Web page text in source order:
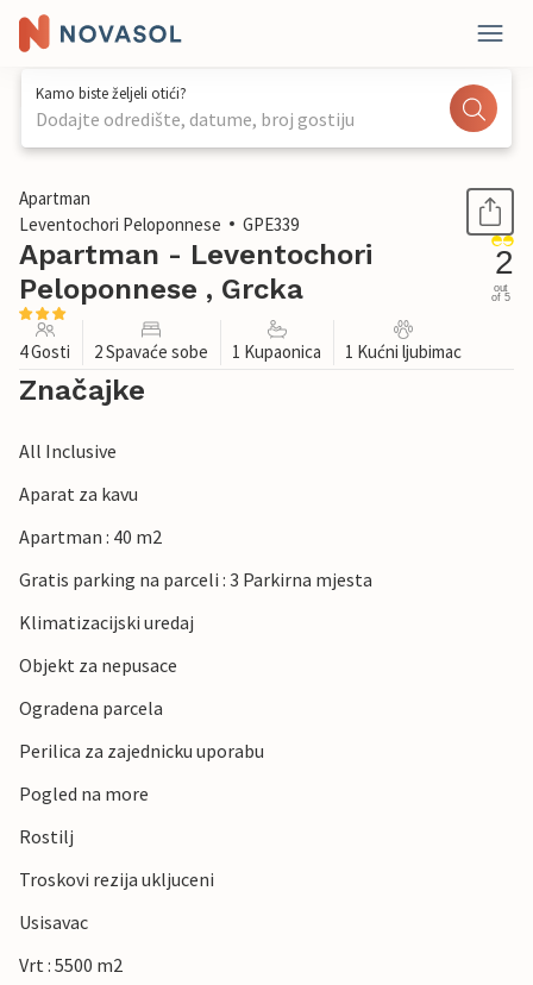
Kamo biste željeli otići?
Dodajte odredište, datume, broj gostiju
1 / 24
Apartman
Leventochori Peloponnese
GPE339
Apartman - Leventochori
Peloponnese , Grcka
2
out
of 5
4 Gosti 2 Spavaće sobe 1 Kupaonica 1 Kućni ljubimac
Značajke
All Inclusive
Aparat za kavu
Apartman : 40 m2
Gratis parking na parceli : 3 Parkirna mjesta
Klimatizacijski uredaj
Objekt za nepusace
Ogradena parcela
Perilica za zajednicku uporabu
Pogled na more
Rostilj
Troskovi rezija ukljuceni
Usisavac
Vrt : 5500 m2